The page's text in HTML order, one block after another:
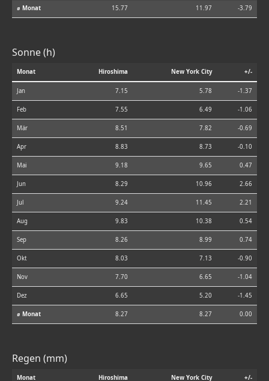
⌀ Monat 15.77 11.97 -3.79
Sonne (h)
Monat Hiroshima New York City +/-
Jan 7.15 5.78 -1.37
Feb 7.55 6.49 -1.06
Mär 8.51 7.82 -0.69
Apr 8.83 8.73 -0.10
Mai 9.18 9.65 0.47
Jun 8.29 10.96 2.66
Jul 9.24 11.45 2.21
Aug 9.83 10.38 0.54
Sep 8.26 8.99 0.74
Okt 8.03 7.13 -0.90
Nov 7.70 6.65 -1.04
Dez 6.65 5.20 -1.45
⌀ Monat 8.27 8.27 0.00
Regen (mm)
Monat Hiroshima New York City +/-